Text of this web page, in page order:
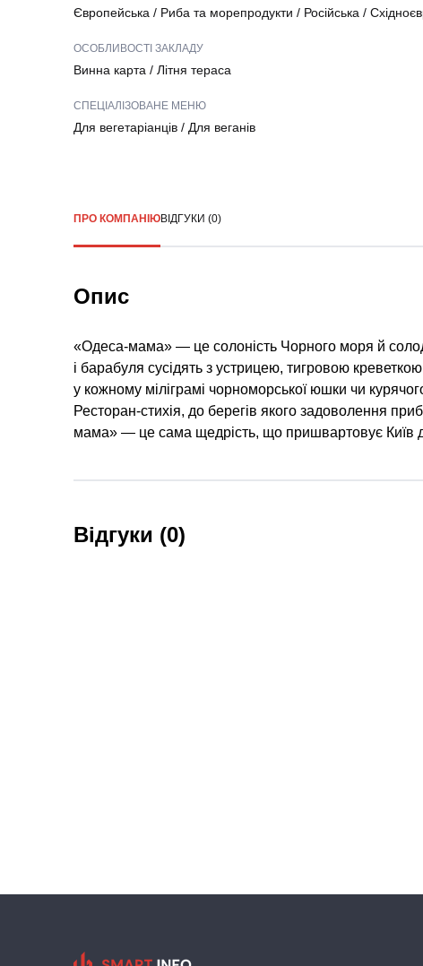
Європейська / Риба та морепродукти / Російська /
ОСОБЛИВОСТІ ЗАКЛАДУ
Винна карта / Літня тераса
СПЕЦІАЛІЗОВАНЕ МЕНЮ
Для вегетаріанців / Для веганів
ПРО КОМПАНІЮВІДГУКИ (0)
Опис
«Одеса-мама» — це солоність Чорного моря й
і барабуля сусідять з устрицею, тигровою
у кожному міліграмі чорноморської юшки чи
Ресторан-стихія, до берегів якого задоволення
мама» — це сама щедрість, що пришвартовує Київ
Відгуки (0)